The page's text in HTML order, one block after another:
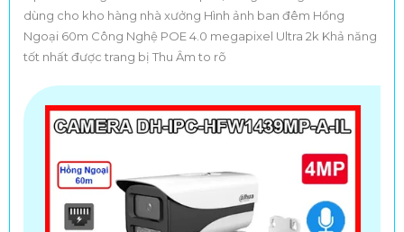
dùng cho kho hàng nhà xưởng Hình ảnh ban đêm Hồng
Ngoại 60m Công Nghệ POE 4.0 megapixel Ultra 2k Khả năng
tốt nhất được trang bị Thu Âm to rõ